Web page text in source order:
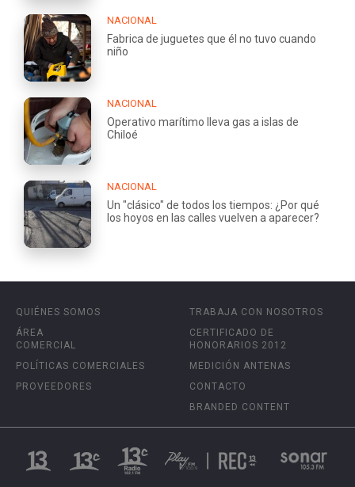
NACIONAL
Fabrica de juguetes que él no tuvo cuando
niño
NACIONAL
Operativo marítimo lleva gas a islas de
Chiloé
NACIONAL
Un "clásico" de todos los tiempos: ¿Por qué
los hoyos en las calles vuelven a aparecer?
QUIÉNES SOMOS
ÁREA
COMERCIAL
POLÍTICAS COMERCIALES
PROVEEDORES
TRABAJA CON NOSOTROS
CERTIFICADO DE
HONORARIOS 2012
MEDICIÓN ANTENAS
CONTACTO
BRANDED CONTENT